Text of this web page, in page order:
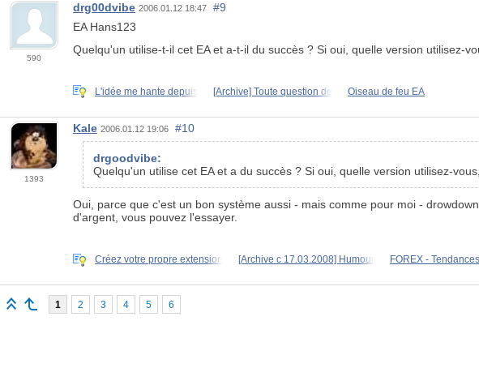
590
drg00dvibe 2006.01.12 18:47
#9
EA Hans123
Quelqu'un utilise-t-il cet EA et a-t-il du succès ? Si oui, quelle version utilisez-
L'idée me hante depuis [Archive] Toute question de Oiseau de feu EA
1393
Kale 2006.01.12 19:06 #10
drgoodvibe:
Quelqu'un utilise cet EA et a du succès ? Si oui, quelle version utilisez-
Oui, parce que c'est un bon système aussi - mais comme pour moi -
d'argent, vous pouvez l'essayer.
Créez votre propre extension [Archive c 17.03.2008] Humour FOREX -
1 2 3 4 5 6